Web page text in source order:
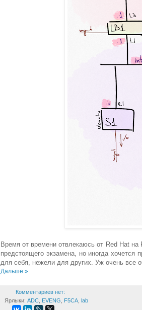
Время от времени отвлекаюсь от Red Hat
предстоящего экзамена, но иногда
для себя, нежели для других. Уж очень все
Дальше »
Комментариев нет:
Ярлыки: ADC EVENG F5CA lab